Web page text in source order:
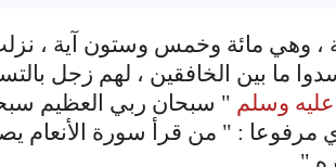
، وهي مائة وخمس وستون آية ،
ما بين الخافقين ، لهم زجل
عليه وسلم " سبحان ربي العظيم
مرفوعا : " من قرأ سورة الأنعام